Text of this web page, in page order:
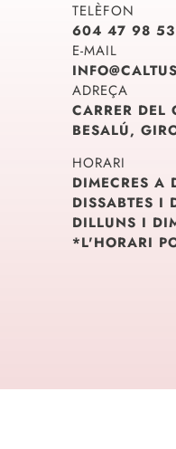
TELÈFON
604 47 98 53
E-MAIL
ADREÇA
CARRER DEL
BESALÚ,
HORARI
DIMECRES
DISSABTES I
DILLUNS I
*L'HORARI